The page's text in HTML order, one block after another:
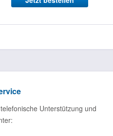
Unterstützung und